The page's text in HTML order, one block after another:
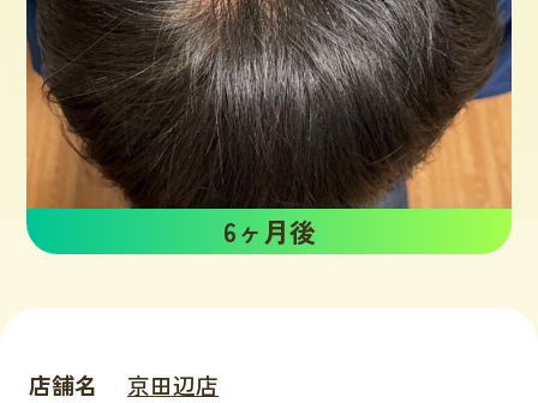
6ヶ月後
店舗名 京田辺店